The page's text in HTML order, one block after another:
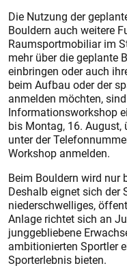
Die Nutzung der
Bouldern auch weitere
Raumsportmobiliar im
mehr über die geplante
einbringen oder auch
beim Aufbau oder der
anmelden möchten,
Informationsworkshop
bis Montag, 16. August,
unter der
Workshop anmelden.
Beim Bouldern wird nur
Deshalb eignet sich der
niederschwelliges,
Anlage richtet sich an
junggebliebene
ambitionierten Sportler
Sporterlebnis bieten.